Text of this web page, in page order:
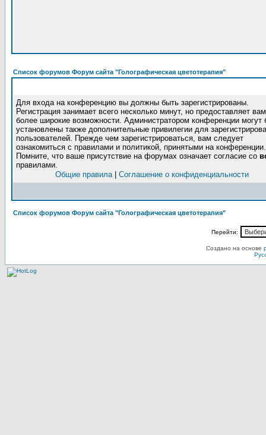
Список форумов Форум сайта "Голографическая цветотерапия"
Для входа на конференцию вы должны быть зарегистрированы.
Регистрация занимает всего несколько минут, но предоставляет вам
более широкие возможности. Администратором конференции могут
установлены также дополнительные привилегии для
пользователей. Прежде чем зарегистрироваться, вам следует
ознакомиться с правилами и политикой, принятыми на конференции.
Помните, что ваше присутствие на форумах означает согласие со
правилами.
Общие правила| Соглашение о конфиденциальности
Список форумов Форум сайта "Голографическая цветотерапия"
Перейти:
Создано на основе